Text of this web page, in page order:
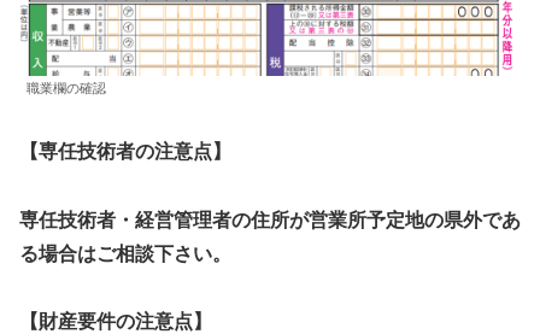
職業欄の確認
【専任技術者の注意点】
専任技術者・経営管理者の住所が営業所予定地の県外であ
る場合はご相談下さい。
【財産要件の注意点】